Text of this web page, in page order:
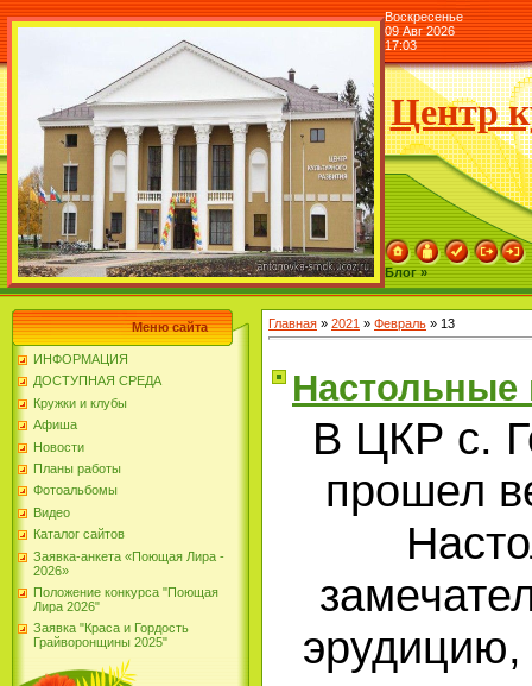
Воскресенье
09 Авг 2026
17:03
Центр
Блог »
Меню сайта
ИНФОРМАЦИЯ
ДОСТУПНАЯ СРЕДА
Кружки и клубы
Афиша
Новости
Планы работы
Фотоальбомы
Видео
Каталог сайтов
Заявка-анкета «Поющая Лира -
2026»
Положение конкурса "Поющая
Лира 2026"
Заявка "Краса и Гордость
Грайворонщины 2025"
Главная » 2021 » Февраль » 13
Настольные
В ЦКР с.
прошел
эрудицию,